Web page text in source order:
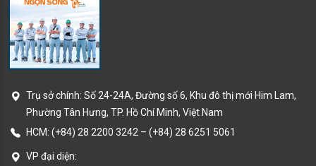
Trụ sở chính: Số 24-24A, Đường số 6, Khu đô thị mới Him Lam,
Phường Tân Hưng, TP. Hồ Chí Minh, Việt Nam
HCM: (+84) 28 2200 3242 – (+84) 28 6251 5061
VP đại diện: